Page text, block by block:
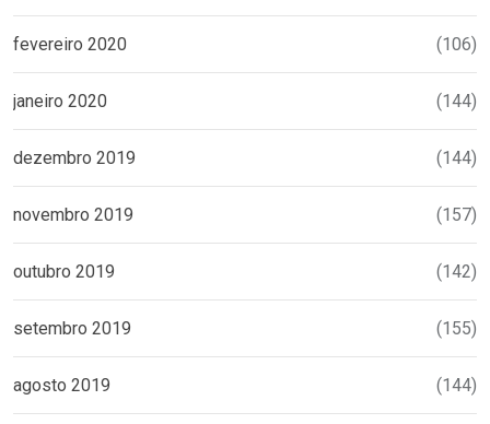
fevereiro 2020 (106)
janeiro 2020 (144)
dezembro 2019 (144)
novembro 2019 (157)
outubro 2019 (142)
setembro 2019 (155)
agosto 2019 (144)